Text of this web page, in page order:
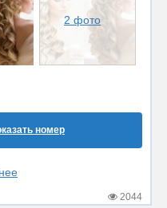
2 фото
номер
2044